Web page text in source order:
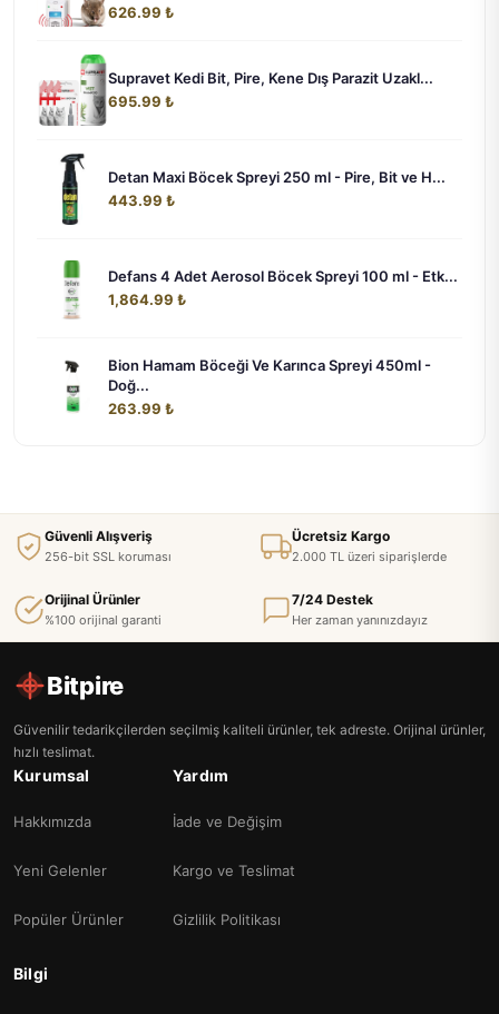
626.99 ₺
Supravet Kedi Bit, Pire, Kene Dış Parazit Uzakl...
695.99 ₺
Detan Maxi Böcek Spreyi 250 ml - Pire, Bit ve H...
443.99 ₺
Defans 4 Adet Aerosol Böcek Spreyi 100 ml - Etk...
1,864.99 ₺
Bion Hamam Böceği Ve Karınca Spreyi 450ml -
Doğ...
263.99 ₺
Güvenli Alışveriş
256-bit SSL koruması
Ücretsiz Kargo
2.000 TL üzeri siparişlerde
Orijinal Ürünler
%100 orijinal garanti
7/24 Destek
Her zaman yanınızdayız
Bitpire
Güvenilir tedarikçilerden seçilmiş kaliteli ürünler, tek adreste. Orijinal ürünler,
hızlı teslimat.
Kurumsal
Hakkımızda
Yeni Gelenler
Popüler Ürünler
Yardım
İade ve Değişim
Kargo ve Teslimat
Gizlilik Politikası
Bilgi